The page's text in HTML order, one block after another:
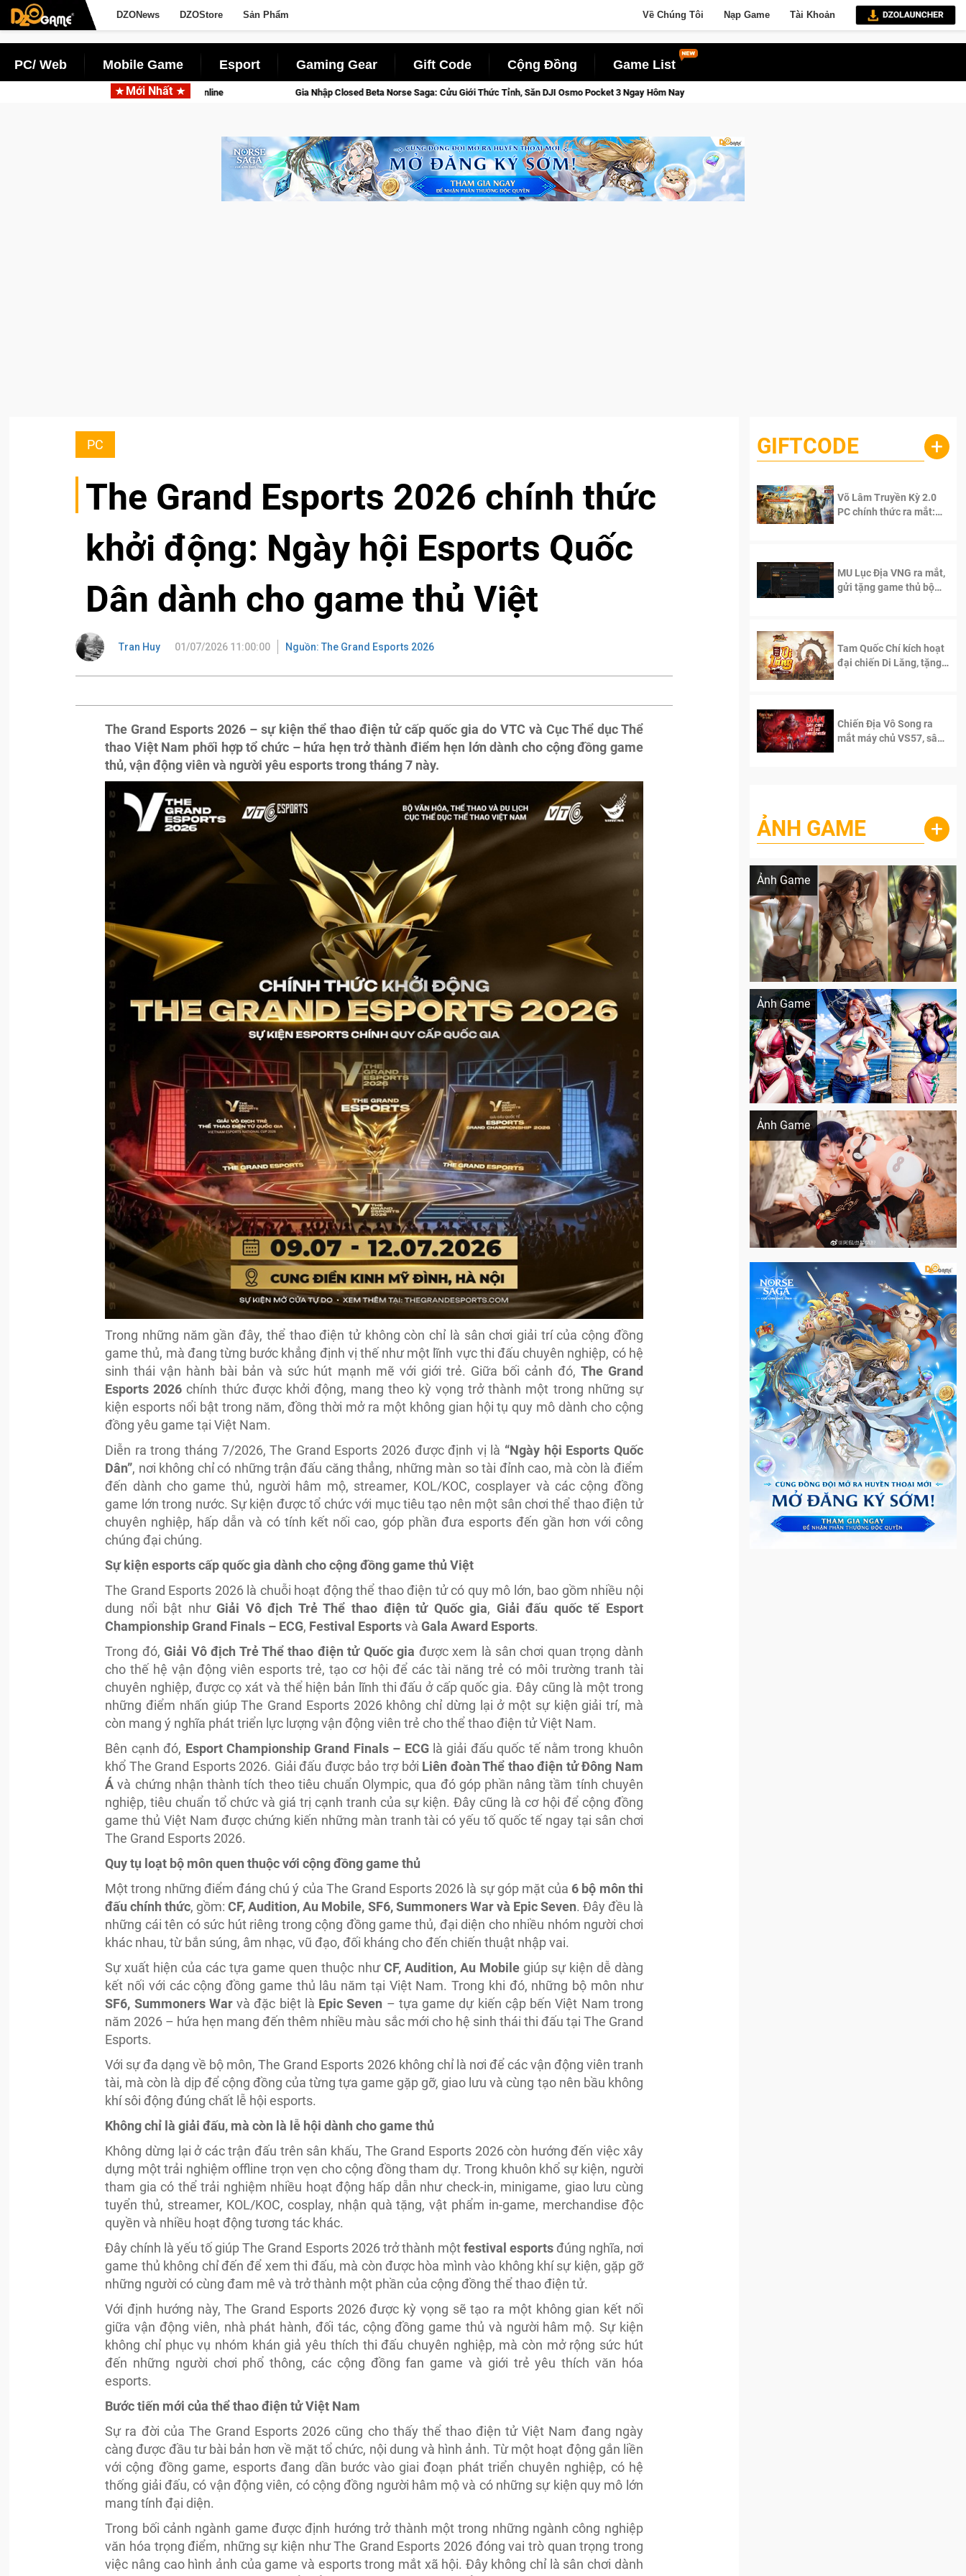
DZONews DZOStore Sản Phẩm Về Chúng Tôi Nạp Game Tài Khoản
PC/ Web Mobile Game Esport Gaming Gear Gift Code Cộng Đồng Game List
Mới NhấtGia Nhập Closed Beta Norse Saga: Cửu Giới Thức Tỉnh, Săn DJI Osmo Pocket 3 Ngay Hôm Nay Lineage W – Quyền lực và tài phú sẽ về tay kẻ đoạt được Vương Quyền thành
PC
The Grand Esports 2026 chính thức
khởi động: Ngày hội Esports Quốc
Dân dành cho game thủ Việt
Tran Huy 01/07/2026 11:00:00 Nguồn: The Grand Esports 2026
The Grand Esports 2026 – sự kiện thể thao điện tử cấp quốc gia do VTC và Cục Thể dục Thể
thao Việt Nam phối hợp tổ chức – hứa hẹn trở thành điểm hẹn lớn dành cho cộng đồng game
thủ, vận động viên và người yêu esports trong tháng 7 này.
Trong những năm gần đây, thể thao điện tử không còn chỉ là sân chơi giải trí của cộng đồng
game thủ, mà đang từng bước khẳng định vị thế như một lĩnh vực thi đấu chuyên nghiệp, có hệ
sinh thái vận hành bài bản và sức hút mạnh mẽ với giới trẻ. Giữa bối cảnh đó, The Grand
Esports 2026 chính thức được khởi động, mang theo kỳ vọng trở thành một trong những sự
kiện esports nổi bật trong năm, đồng thời mở ra một không gian hội tụ quy mô dành cho cộng
đồng yêu game tại Việt Nam.
Diễn ra trong tháng 7/2026, The Grand Esports 2026 được định vị là “Ngày hội Esports Quốc
Dân”, nơi không chỉ có những trận đấu căng thẳng, những màn so tài đỉnh cao, mà còn là điểm
đến dành cho game thủ, người hâm mộ, streamer, KOL/KOC, cosplayer và các cộng đồng
game lớn trong nước. Sự kiện được tổ chức với mục tiêu tạo nên một sân chơi thể thao điện tử
chuyên nghiệp, hấp dẫn và có tính kết nối cao, góp phần đưa esports đến gần hơn với công
chúng đại chúng.
Sự kiện esports cấp quốc gia dành cho cộng đồng game thủ Việt
The Grand Esports 2026 là chuỗi hoạt động thể thao điện tử có quy mô lớn, bao gồm nhiều nội
dung nổi bật nhưGiải Vô địch Trẻ Thể thao điện tử Quốc gia, Giải đấu quốc tế Esport
Championship Grand Finals – ECG, Festival EsportsvàGala Award Esports.
Trong đó,Giải Vô địch Trẻ Thể thao điện tử Quốc gia được xem là sân chơi quan trọng dành
cho thế hệ vận động viên esports trẻ, tạo cơ hội để các tài năng trẻ có môi trường tranh tài
chuyên nghiệp, được cọ xát và thể hiện bản lĩnh thi đấu ở cấp quốc gia. Đây cũng là một trong
những điểm nhấn giúp The Grand Esports 2026 không chỉ dừng lại ở một sự kiện giải trí, mà
còn mang ý nghĩa phát triển lực lượng vận động viên trẻ cho thể thao điện tử Việt Nam.
Bên cạnh đó, Esport Championship Grand Finals – ECGlà giải đấu quốc tế nằm trong khuôn
khổ The Grand Esports 2026. Giải đấu được bảo trợ bởi Liên đoàn Thể thao điện tử Đông Nam
Á và chứng nhận thành tích theo tiêu chuẩn Olympic, qua đó góp phần nâng tầm tính chuyên
nghiệp, tiêu chuẩn tổ chức và giá trị cạnh tranh của sự kiện. Đây cũng là cơ hội để cộng đồng
game thủ Việt Nam được chứng kiến những màn tranh tài có yếu tố quốc tế ngay tại sân chơi
The Grand Esports 2026.
Quy tụ loạt bộ môn quen thuộc với cộng đồng game thủ
Một trong những điểm đáng chú ý của The Grand Esports 2026 là sự góp mặt của 6 bộ môn thi
đấu chính thức, gồm:CF, Audition, Au Mobile, SF6, Summoners War và Epic Seven. Đây đều là
những cái tên có sức hút riêng trong cộng đồng game thủ, đại diện cho nhiều nhóm người chơi
khác nhau, từ bắn súng, âm nhạc, vũ đạo, đối kháng cho đến chiến thuật nhập vai.
Sự xuất hiện của các tựa game quen thuộc nhưCF, Audition, Au Mobilegiúp sự kiện dễ dàng
kết nối với các cộng đồng game thủ lâu năm tại Việt Nam. Trong khi đó, những bộ môn như
SF6, Summoners Warvà đặc biệt là Epic Seven – tựa game dự kiến cập bến Việt Nam trong
năm 2026 – hứa hẹn mang đến thêm nhiều màu sắc mới cho hệ sinh thái thi đấu tại The Grand
Esports.
Với sự đa dạng về bộ môn, The Grand Esports 2026 không chỉ là nơi để các vận động viên tranh
tài, mà còn là dịp để cộng đồng của từng tựa game gặp gỡ, giao lưu và cùng tạo nên bầu không
khí sôi động đúng chất lễ hội esports.
Không chỉ là giải đấu, mà còn là lễ hội dành cho game thủ
Không dừng lại ở các trận đấu trên sân khấu, The Grand Esports 2026 còn hướng đến việc xây
dựng một trải nghiệm offline trọn vẹn cho cộng đồng tham dự. Trong khuôn khổ sự kiện, người
tham gia có thể trải nghiệm nhiều hoạt động hấp dẫn như check-in, minigame, giao lưu cùng
tuyển thủ, streamer, KOL/KOC, cosplay, nhận quà tặng, vật phẩm in-game, merchandise độc
quyền và nhiều hoạt động tương tác khác.
Đây chính là yếu tố giúp The Grand Esports 2026 trở thành mộtfestival esportsđúng nghĩa, nơi
game thủ không chỉ đến để xem thi đấu, mà còn được hòa mình vào không khí sự kiện, gặp gỡ
những người có cùng đam mê và trở thành một phần của cộng đồng thể thao điện tử.
Với định hướng này, The Grand Esports 2026 được kỳ vọng sẽ tạo ra một không gian kết nối
giữa vận động viên, nhà phát hành, đối tác, cộng đồng game thủ và người hâm mộ. Sự kiện
không chỉ phục vụ nhóm khán giả yêu thích thi đấu chuyên nghiệp, mà còn mở rộng sức hút
đến những người chơi phổ thông, các cộng đồng fan game và giới trẻ yêu thích văn hóa
esports.
Bước tiến mới của thể thao điện tử Việt Nam
Sự ra đời của The Grand Esports 2026 cũng cho thấy thể thao điện tử Việt Nam đang ngày
càng được đầu tư bài bản hơn về mặt tổ chức, nội dung và hình ảnh. Từ một hoạt động gắn liền
với cộng đồng game, esports đang dần bước vào giai đoạn phát triển chuyên nghiệp, có hệ
thống giải đấu, có vận động viên, có cộng đồng người hâm mộ và có những sự kiện quy mô lớn
mang tính đại diện.
Trong bối cảnh ngành game được định hướng trở thành một trong những ngành công nghiệp
văn hóa trọng điểm, những sự kiện như The Grand Esports 2026 đóng vai trò quan trọng trong
việc nâng cao hình ảnh của game và esports trong mắt xã hội. Đây không chỉ là sân chơi dành
GIFTCODE +
Võ Lâm Truyền Kỳ 2.0
PC chính thức ra mắt:
MU Lục Địa VNG ra mắt,
gửi tặng game thủ bộ
Tam Quốc Chí kích hoạt
đại chiến Di Lăng, tặng
Chiến Địa Vô Song ra
mắt máy chủ VS57, sân
ẢNH GAME +
Ảnh Game
Lala Croft vừa nóng vừa xinh dưới nét vẽ
Ảnh Game
Khi AI Cosplay gái đẹp One Piece
Ảnh Game
Cosplay Xiangling siêu cute